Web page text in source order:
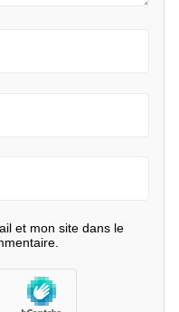
et mon site dans le